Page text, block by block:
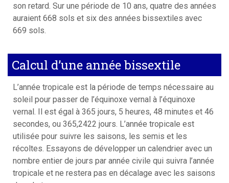
son retard. Sur une période de 10 ans, quatre des années
auraient 668 sols et six des années bissextiles avec
669 sols.
Calcul d’une année bissextile
L’année tropicale est la période de temps nécessaire au
soleil pour passer de l’équinoxe vernal à l’équinoxe
vernal. Il est égal à 365 jours, 5 heures, 48 ​​minutes et 46
secondes, ou 365,2422 jours. L’année tropicale est
utilisée pour suivre les saisons, les semis et les
récoltes. Essayons de développer un calendrier avec un
nombre entier de jours par année civile qui suivra l’année
tropicale et ne restera pas en décalage avec les saisons